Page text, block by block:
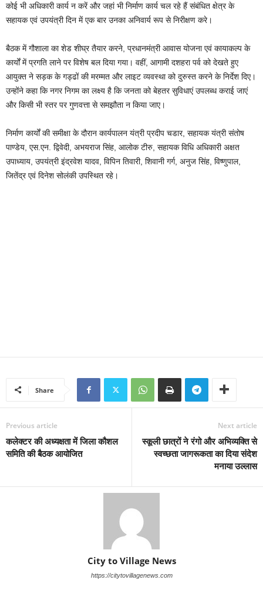
कोई भी अधिकारी कार्य न करें और जहां भी निर्माण कार्य चल रहे हैं संबंधित क्षेत्र के
सहायक एवं उपयंत्री दिन में एक बार उनका अनिवार्य रूप से निरीक्षण करे।
बैठक में गौशाला का शेड शीघ्र तैयार करने, प्रधानमंत्री आवास योजना एवं कायाकल्प के
कार्यों में प्रगति लाने पर विशेष बल दिया गया। वहीं, आगामी दशहरा पर्व को देखते हुए
आयुक्त ने सड़क के गड्ढों की मरम्मत और लाइट व्यवस्था को दुरुस्त करने के निर्देश दिए।
उन्होंने कहा कि नगर निगम का लक्ष्य है कि जनता को बेहतर सुविधाएं उपलब्ध कराई जाएं
और किसी भी स्तर पर गुणवत्ता से समझौता न किया जाए।
निर्माण कार्यों की समीक्षा के दौरान कार्यपालन यंत्री प्रदीप चडार, सहायक यंत्री संतोष
पाण्डेय, एस.एन. द्विवेदी, अभयराज सिंह, आलोक टीरु, सहायक विधि अधिकारी अक्षत
उपाध्याय, उपयंत्री इंद्रवेश यादव, विपिन तिवारी, शिवानी गर्ग, अनुज सिंह, विष्णुपाल,
जितेंद्र एवं दिनेश सोलंकी उपस्थित रहे।
Share
Previous article
कलेक्टर की अध्यक्षता में जिला कौशल
समिति की बैठक आयोजित
Next article
स्कूली छात्रों ने रंगो और अभिव्यक्ति से
स्वच्छता जागरूकता का दिया संदेश
मनाया उल्लास
City to Village News
https://citytovillagenews.com